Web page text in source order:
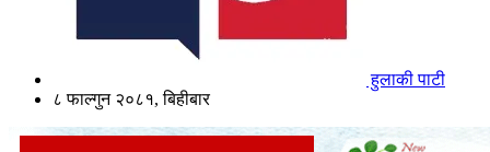
हुलाकी पाटी
८ फाल्गुन २०८१, बिहीबार